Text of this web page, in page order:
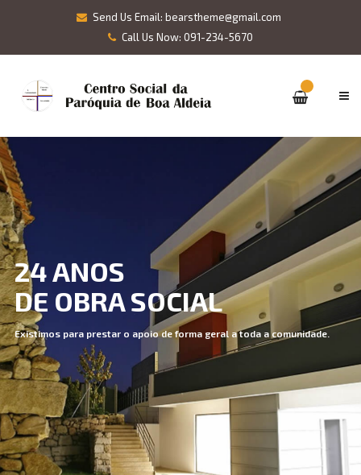
Send Us Email: bearstheme@gmail.com
Call Us Now: 091-234-5670
24 ANOS
DE OBRA SOCIAL
Existimos para prestar o apoio de forma geral a toda a comunidade.